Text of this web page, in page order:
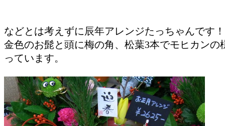
などとは考えずに辰年アレンジたっちゃんです！
金色のお髭と頭に梅の角、松葉3本でモヒカンの
っています。